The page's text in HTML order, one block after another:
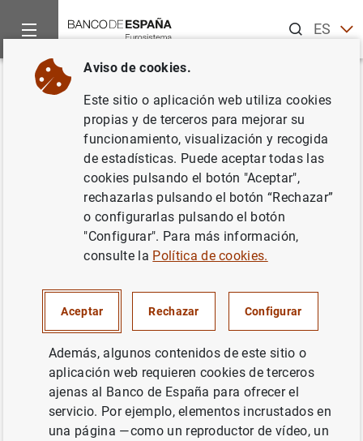
ESEN
Inicio Estadísticas
Volver
Bélgica
07/08/2026
Descarga la lista en formato CSV
Código europeo LEI
Aviso de cookies.
Este sitio o aplicación web utiliza cookies
propias y de terceros para mejorar su
funcionamiento, visualización y recogida
de estadísticas. Puede aceptar todas las
cookies pulsando el botón "Aceptar",
rechazarlas pulsando el botón “Rechazar”
o configurarlas pulsando el botón
"Configurar". Para más información,
consulte la Política de cookies.
Aceptar Rechazar Configurar
Además, algunos contenidos de este sitio o
aplicación web requieren cookies de terceros
ajenas al Banco de España para ofrecer el
servicio. Por ejemplo, elementos incrustados en
una página —como un reproductor de vídeo, un